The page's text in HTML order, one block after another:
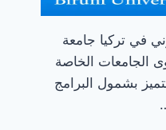
في تركيا جامعة
الجامعات الخاصة
بشمول البرامج